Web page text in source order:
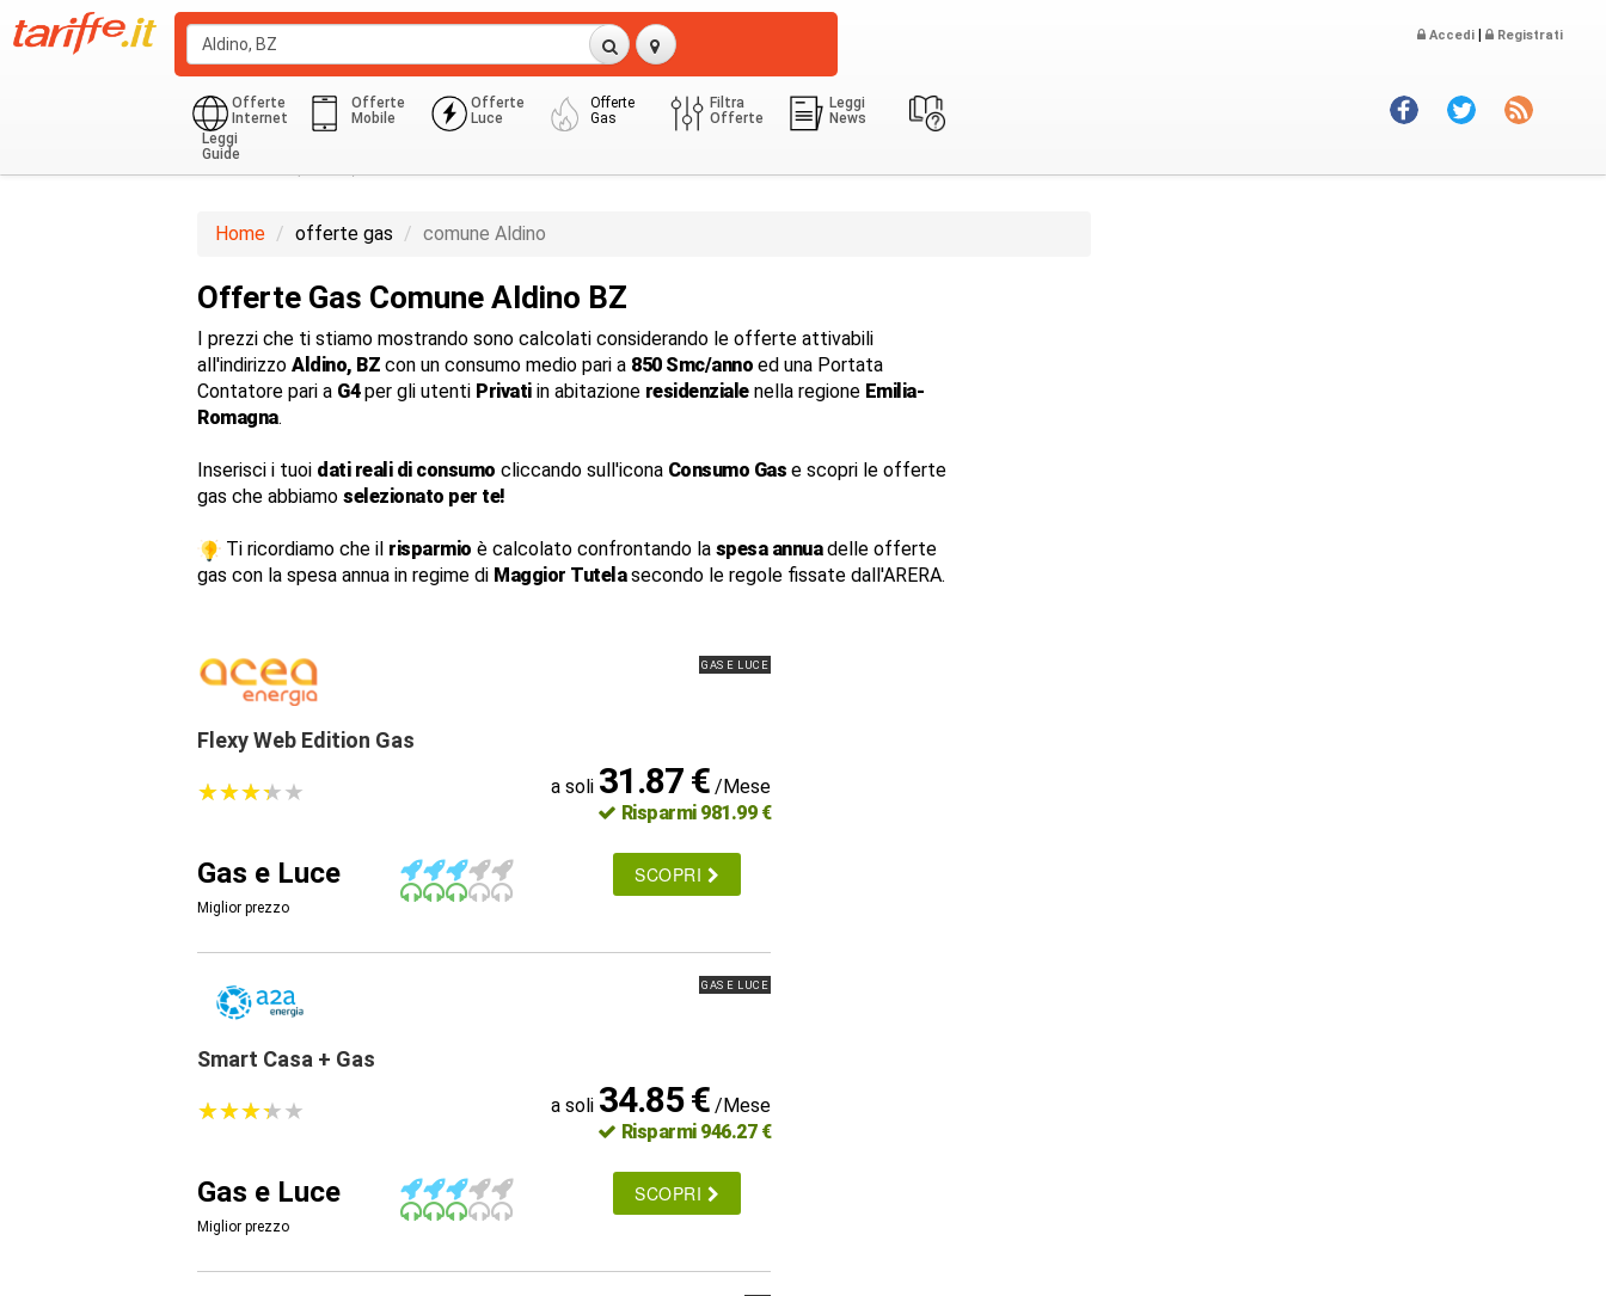
Accedi | Registrati
Offerte
Internet
Offerte
Mobile
Offerte
Luce
Offerte
Gas
Filtra
Offerte
Leggi
News
Leggi
Guide
Domestico (G1-G6)
Home offerte gas comune Aldino
Offerte Gas Comune Aldino BZ
I prezzi che ti stiamo mostrando sono calcolati considerando le offerte attivabili
all'indirizzo Aldino, BZ con un consumo medio pari a 850 Smc/anno ed una Portata
Contatore pari a G4per gli utenti Privatiin abitazione residenzialenella regione Emilia-
Romagna.
Inserisci i tuoi dati reali di consumo cliccando sull'icona Consumo Gas e scopri le offerte
gas che abbiamo selezionato per te!
Ti ricordiamo che il risparmio è calcolato confrontando la spesa annuadelle offerte
gas con la spesa annua in regime di Maggior Tutelasecondo le regole fissate dall'ARERA.
GAS E LUCE
Flexy Web Edition Gas
★★★★★
★★★★★ a soli 31.87 € /Mese
Risparmi 981.99 €
Gas e Luce
Miglior prezzo
SCOPRI
GAS E LUCE
Smart Casa + Gas
★★★★★
★★★★★ a soli 34.85 € /Mese
Risparmi 946.27 €
Gas e Luce
Miglior prezzo
SCOPRI